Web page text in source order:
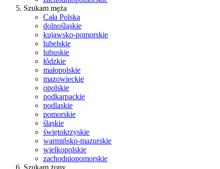
Szukam męża
Cała Polska
dolnośląskie
kujawsko-pomorskie
lubelskie
lubuskie
łódzkie
małopolskie
mazowieckie
opolskie
podkarpackie
podlaskie
pomorskie
śląskie
świętokrzyskie
warmińsko-mazurskie
wielkopolskie
zachodniopomorskie
Szukam żony